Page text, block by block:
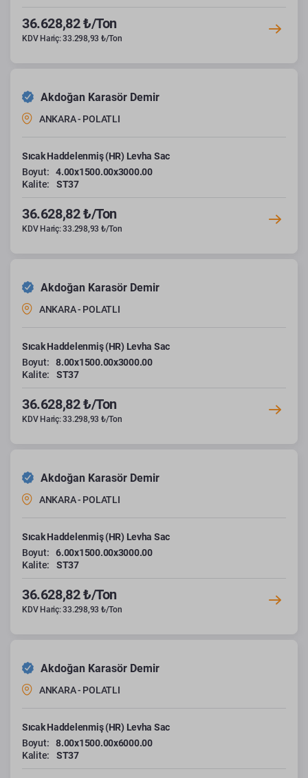
36.628,82 ₺/Ton
KDV Hariç: 33.298,93 ₺/Ton
Akdoğan Karasör Demir
ANKARA - POLATLI
Sıcak Haddelenmiş (HR) Levha Sac
Boyut:
4.00x1500.00x3000.00
Kalite:
ST37
36.628,82 ₺/Ton
KDV Hariç: 33.298,93 ₺/Ton
Akdoğan Karasör Demir
ANKARA - POLATLI
Sıcak Haddelenmiş (HR) Levha Sac
Boyut:
8.00x1500.00x3000.00
Kalite:
ST37
36.628,82 ₺/Ton
KDV Hariç: 33.298,93 ₺/Ton
Akdoğan Karasör Demir
ANKARA - POLATLI
Sıcak Haddelenmiş (HR) Levha Sac
Boyut:
6.00x1500.00x3000.00
Kalite:
ST37
36.628,82 ₺/Ton
KDV Hariç: 33.298,93 ₺/Ton
Akdoğan Karasör Demir
ANKARA - POLATLI
Sıcak Haddelenmiş (HR) Levha Sac
Boyut:
8.00x1500.00x6000.00
Kalite:
ST37